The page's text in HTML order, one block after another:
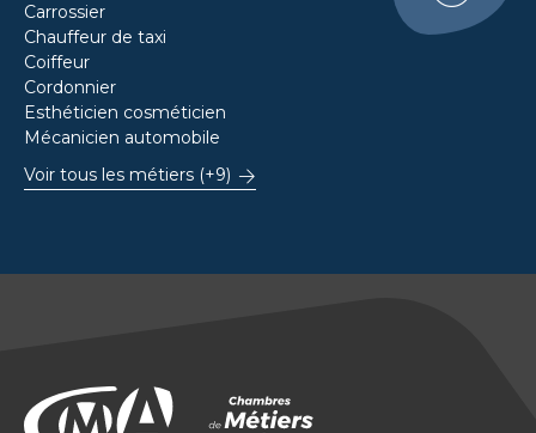
Carrossier
Chauffeur de taxi
Coiffeur
Cordonnier
Esthéticien cosméticien
Mécanicien automobile
Voir tous les métiers (+9)